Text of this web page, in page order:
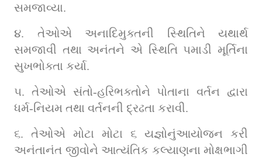
સમજાવ્યા.
૪. તેઓએ અનાદિમુક્તની સ્થિતિને યથાર્થ
સમજાવી તથા અનંતને એ સ્થિતિ પમાડી મૂર્તિના
સુખભોક્તા કર્યા.
૫. તેઓએ સંતો-હરિભક્તોને પોતાના વર્તન દ્વારા
ધર્મ-નિયમ તથા વર્તનની દ્રઢતા કરાવી.
૬. તેઓએ મોટા મોટા ૬ યજ્ઞોનુંઆયોજન કરી
અનંતાનંત જીવોને આત્યંતિક કલ્યાણના મોક્ષભાગી